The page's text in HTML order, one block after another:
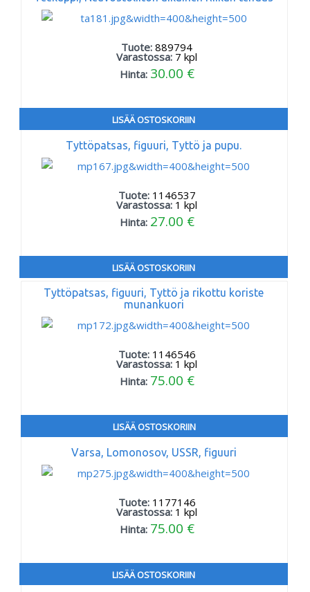
Tuote:889794
Varastossa: 7 kpl
Hinta: 30.00 €
LISÄÄ OSTOSKORIIN
Tyttöpatsas, figuuri, Tyttö ja pupu.
Tuote: 1146537
Varastossa: 1 kpl
Hinta: 27.00 €
LISÄÄ OSTOSKORIIN
Tyttöpatsas, figuuri, Tyttö ja rikottu koriste
munankuori
Tuote: 1146546
Varastossa: 1 kpl
Hinta: 75.00 €
LISÄÄ OSTOSKORIIN
Varsa, Lomonosov, USSR, figuuri
Tuote: 1177146
Varastossa: 1 kpl
Hinta: 75.00 €
LISÄÄ OSTOSKORIIN